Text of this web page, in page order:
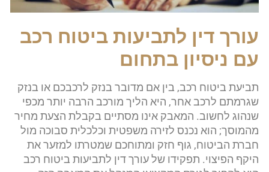
עורך דין לתביעות ביטוח רכב
עם ניסיון בתחום
תביעת ביטוח רכב, בין אם מדובר בנזק לרכבכם או בנזק
שגרמתם לרכב אחר, היא הליך מורכב הרבה יותר מכפי
שנהוג לחשוב. המאבק אינו מסתיים בקבלת הצעת מחיר
מהמוסך; הוא נכנס לזירה משפטית וכלכלית סבוכה מול
חברת הביטוח, גוף חזק ומתוחכם שמטרתו למזער את
היקף הפיצוי. תפקידו של עורך דין לתביעות ביטוח רכב